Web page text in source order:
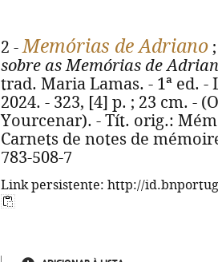
2 -Memórias de Adriano
sobre as Memórias de
trad. Maria Lamas. - 1ª ed. -
2024. - 323, [4] p. ; 23 cm. -
Yourcenar). - Tít. orig.:
Carnets de notes de
783-508-7
Link persistente: http://